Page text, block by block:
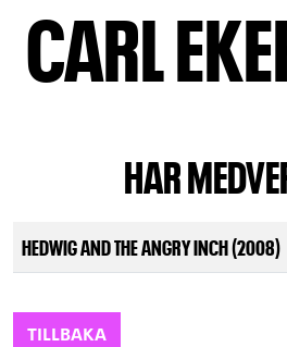
CARL
HAR
HEDWIG AND THE ANGRY INCH (2008)
TILLBAKA